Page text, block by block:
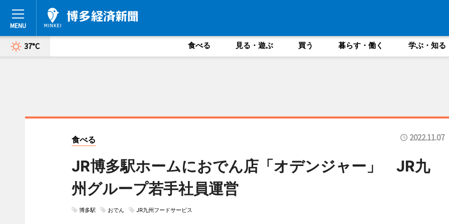
37°C 食べる 見る・遊ぶ 買う 暮らす・働く 学ぶ・知る
食べる 2022.11.07
JR博多駅ホームにおでん店「オデンジャー」 JR九
州グループ若手社員運営
博多駅 おでん JR九州フードサービス